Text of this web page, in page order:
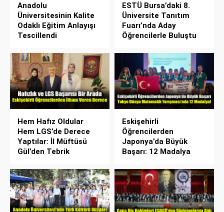
Anadolu
Üniversitesinin Kalite
Odaklı Eğitim Anlayışı
Tescillendi
ESTÜ Bursa’daki 8.
Üniversite Tanıtım
Fuarı’nda Aday
Öğrencilerle Buluştu
Hem Hafız Oldular
Hem LGS’de Derece
Yaptılar: İl Müftüsü
Gül’den Tebrik
Eskişehirli
Öğrencilerden
Japonya’da Büyük
Başarı: 12 Madalya